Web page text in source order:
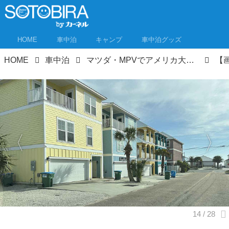
HOME 車中泊 キャンプ 車中泊グッズ
HOME 車中泊 マツダ・MPVでアメリカ大陸横断ロードトリップ⑥ リゾート感満載のフロリダへ。スケールの大きさに圧倒！